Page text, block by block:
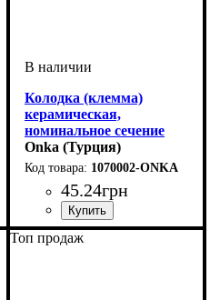
Колодка (клемма)
керамическая,
номинальное сечение
2,5-4 мм2, 2 полюса
Onka (Турция)
1070002-ONKA
45.24грн
Устройство: колодка
Количество полюсов: 2
Сечение: 4
Рабочая температура: 1000
Цвет: белый
Топ продаж